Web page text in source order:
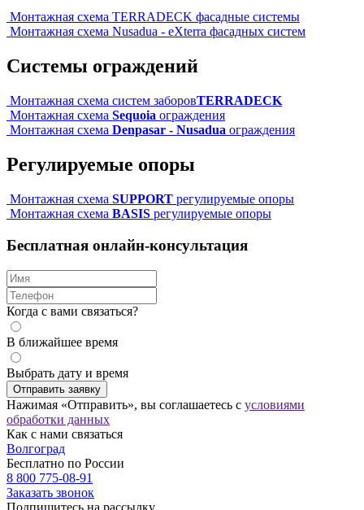
Монтажная схема TERRADECK фасадные системы
Монтажная схема Nusadua - eXterra фасадных систем
Системы ограждений
Монтажная схема систем заборовTERRADECK
Монтажная схема Sequoia ограждения
Монтажная схема Denpasar - Nusadua ограждения
Регулируемые опоры
Монтажная схема SUPPORT регулируемые опоры
Монтажная схема BASIS регулируемые опоры
Бесплатная онлайн-консультация
Когда с вами связаться?
В ближайшее время
Выбрать дату и время
Отправить заявку
Нажимая «Отправить», вы соглашаетесь с условиями
обработки данных
Как с нами связаться
Волгоград
Бесплатно по России
8 800 775-08-91
Заказать звонок
Подпишитесь на рассылку